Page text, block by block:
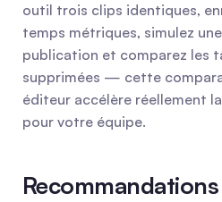
outil trois clips identiques,
temps métriques, simulez
publication et comparez les
supprimées — cette
éditeur accélère réellement
pour votre équipe.